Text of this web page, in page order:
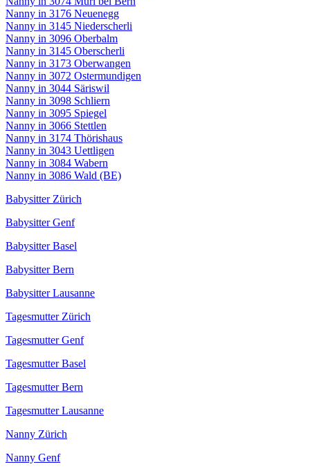
Nanny in 3176 Neuenegg
Nanny in 3145 Niederscherli
Nanny in 3096 Oberbalm
Nanny in 3145 Oberscherli
Nanny in 3173 Oberwangen
Nanny in 3072 Ostermundigen
Nanny in 3044 Säriswil
Nanny in 3098 Schliern
Nanny in 3095 Spiegel
Nanny in 3066 Stettlen
Nanny in 3174 Thörishaus
Nanny in 3043 Uettligen
Nanny in 3084 Wabern
Nanny in 3086 Wald (BE)
Babysitter Zürich
Babysitter Genf
Babysitter Basel
Babysitter Bern
Babysitter Lausanne
Tagesmutter Zürich
Tagesmutter Genf
Tagesmutter Basel
Tagesmutter Bern
Tagesmutter Lausanne
Nanny Zürich
Nanny Genf